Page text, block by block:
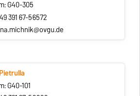
G40-305
391 67-56572
G40-101